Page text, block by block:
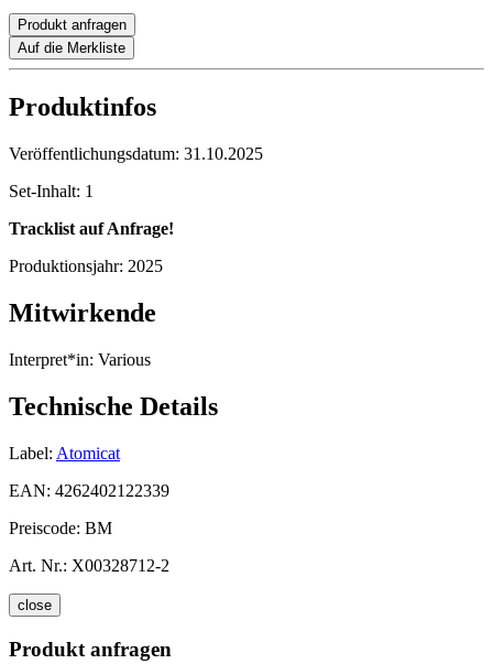
Produkt anfragen
Auf die Merkliste
Produktinfos
Veröffentlichungsdatum: 31.10.2025
Set-Inhalt: 1
Tracklist auf Anfrage!
Produktionsjahr: 2025
Mitwirkende
Interpret*in: Various
Technische Details
Label: Atomicat
EAN: 4262402122339
Preiscode: BM
Art. Nr.: X00328712-2
close
Produkt anfragen